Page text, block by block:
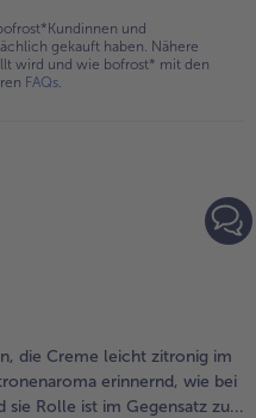
und
gekauft haben. Nähere
wird und wie bofrost* mit den
FAQs
die Creme leicht zitronig im
erinnernd, wie bei
sie Rolle ist im Gegensatz zu...